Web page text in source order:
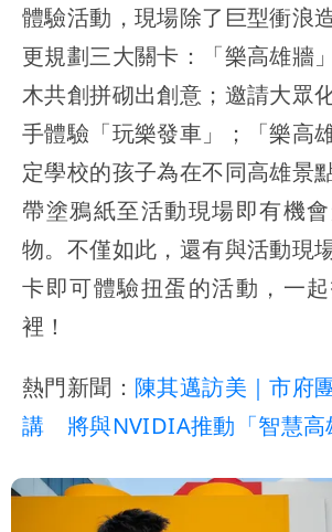
體驗活動，現場除了巨型衝浪
更規劃三大關卡：「樂高雄牆
木共創拼砌出創意；邀請大眾
手體驗「玩樂發車」；「樂高
定學校的孩子為在不同高雄景
帶塗鴉紙至活動現場即有機
物。不僅如此，還有與活動現
卡即可體驗扭蛋的活動，一
裡！
熱門新聞： 陳其邁訪美｜市府
講 將與NVIDIA推動「智慧高